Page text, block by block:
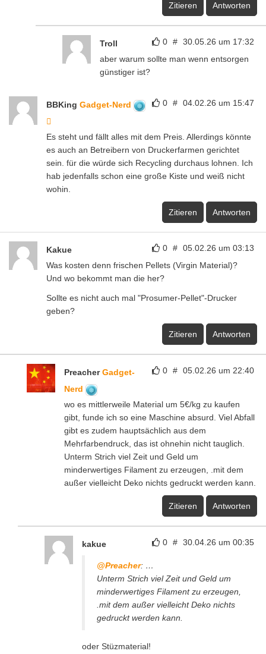
Zitieren Antworten
0 # 30.05.26 um 17:32
Troll
aber warum sollte man wenn entsorgen
günstiger ist?
0 # 04.02.26 um 15:47
BBKing Gadget-Nerd
Es steht und fällt alles mit dem Preis. Allerdings könnte
es auch an Betreibern von Druckerfarmen gerichtet
sein. für die würde sich Recycling durchaus lohnen. Ich
hab jedenfalls schon eine große Kiste und weiß nicht
wohin.
Zitieren Antworten
0 # 05.02.26 um 03:13
Kakue
Was kosten denn frischen Pellets (Virgin Material)?
Und wo bekommt man die her?
Sollte es nicht auch mal "Prosumer-Pellet"-Drucker
geben?
Zitieren Antworten
0 # 05.02.26 um 22:40
PreacherGadget-
Nerd
wo es mittlerweile Material um 5€/kg zu kaufen
gibt, funde ich so eine Maschine absurd. Viel Abfall
gibt es zudem hauptsächlich aus dem
Mehrfarbendruck, das ist ohnehin nicht tauglich.
Unterm Strich viel Zeit und Geld um
minderwertiges Filament zu erzeugen, .mit dem
außer vielleicht Deko nichts gedruckt werden kann.
Zitieren Antworten
0 # 30.04.26 um 00:35
kakue
@Preacher: …
Unterm Strich viel Zeit und Geld um
minderwertiges Filament zu erzeugen,
.mit dem außer vielleicht Deko nichts
gedruckt werden kann.
oder Stüzmaterial!